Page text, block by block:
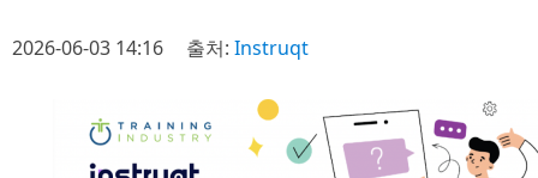
2026-06-03 14:16 출처: Instruqt